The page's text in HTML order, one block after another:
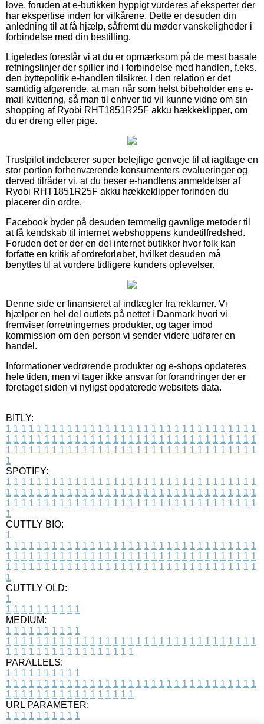
love, foruden at e-butikken hyppigt vurderes af eksperter der
har ekspertise inden for vilkårene. Dette er desuden din
anledning til at få hjælp, såfremt du møder vanskeligheder i
forbindelse med din bestilling.
Ligeledes foreslår vi at du er opmærksom på de mest basale
retningslinjer der spiller ind i forbindelse med handlen, f.eks.
den byttepolitik e-handlen tilsikrer. I den relation er det
samtidig afgørende, at man når som helst bibeholder ens e-
mail kvittering, så man til enhver tid vil kunne vidne om sin
shopping af Ryobi RHT1851R25F akku hækkeklipper, om
du er dreng eller pige.
Trustpilot indebærer super belejlige genveje til at iagttage en
stor portion forhenværende konsumenters evalueringer og
derved tilråder vi, at du beser e-handlens anmeldelser af
Ryobi RHT1851R25F akku hækkeklipper forinden du
placerer din ordre.
Facebook byder på desuden temmelig gavnlige metoder til
at få kendskab til internet webshoppens kundetilfredshed.
Foruden det er der en del internet butikker hvor folk kan
forfatte en kritik af ordreforløbet, hvilket desuden må
benyttes til at vurdere tidligere kunders oplevelser.
Denne side er finansieret af indtægter fra reklamer. Vi
hjælper en hel del outlets på nettet i Danmark hvori vi
fremviser forretningernes produkter, og tager imod
kommission om den person vi sender videre udfører en
handel.
Informationer vedrørende produkter og e-shops opdateres
hele tiden, men vi tager ikke ansvar for forandringer der er
foretaget siden vi nyligst opdaterede websitets data.
BITLY:
1 1 1 1 1 1 1 1 1 1 1 1 1 1 1 1 1 1 1 1 1 1 1 1 1 1 1 1 1 1 1 1 1
1 1 1 1 1 1 1 1 1 1 1 1 1 1 1 1 1 1 1 1 1 1 1 1 1 1 1 1 1 1 1 1 1
1 1 1 1 1 1 1 1 1 1 1 1 1 1 1 1 1 1 1 1 1 1 1 1 1 1 1 1 1 1 1 1 1
1
SPOTIFY:
1 1 1 1 1 1 1 1 1 1 1 1 1 1 1 1 1 1 1 1 1 1 1 1 1 1 1 1 1 1 1 1 1
1 1 1 1 1 1 1 1 1 1 1 1 1 1 1 1 1 1 1 1 1 1 1 1 1 1 1 1 1 1 1 1 1
1 1 1 1 1 1 1 1 1 1 1 1 1 1 1 1 1 1 1 1 1 1 1 1 1 1 1 1 1 1 1 1 1
1
CUTTLY BIO:
1
1 1 1 1 1 1 1 1 1 1 1 1 1 1 1 1 1 1 1 1 1 1 1 1 1 1 1 1 1 1 1 1 1
1 1 1 1 1 1 1 1 1 1 1 1 1 1 1 1 1 1 1 1 1 1 1 1 1 1 1 1 1 1 1 1 1
1 1 1 1 1 1 1 1 1 1 1 1 1 1 1 1 1 1 1 1 1 1 1 1 1 1 1 1 1 1 1 1 1
1
CUTTLY OLD:
1
1 1 1 1 1 1 1 1 1 1
MEDIUM:
1 1 1 1 1 1 1 1 1 1
1 1 1 1 1 1 1 1 1 1 1 1 1 1 1 1 1 1 1 1 1 1 1 1 1 1 1 1 1 1 1 1 1
1 1 1 1 1 1 1 1 1 1 1 1 1 1 1 1 1
PARALLELS:
1 1 1 1 1 1 1 1 1 1
1 1 1 1 1 1 1 1 1 1 1 1 1 1 1 1 1 1 1 1 1 1 1 1 1 1 1 1 1 1 1 1 1
1 1 1 1 1 1 1 1 1 1 1 1 1 1 1 1 1
URL PARAMETER:
1 1 1 1 1 1 1 1 1 1